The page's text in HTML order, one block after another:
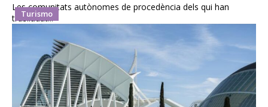
Turismo
Les comunitats autònomes de procedència dels qui han
traslladat...